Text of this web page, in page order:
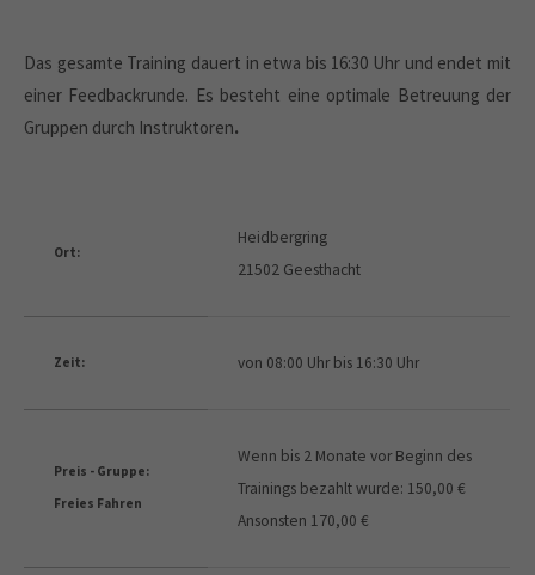
Das gesamte Training dauert in etwa bis 16:30 Uhr und endet mit
einer Feedbackrunde. Es besteht eine optimale Betreuung der
Gruppen durch Instruktoren.
Ort:
Heidbergring
21502 Geesthacht
Zeit: von 08:00 Uhr bis 16:30 Uhr
Preis - Gruppe:
Freies Fahren
Wenn bis 2 Monate vor Beginn des
Trainings bezahlt wurde: 150,00 €
Ansonsten 170,00 €